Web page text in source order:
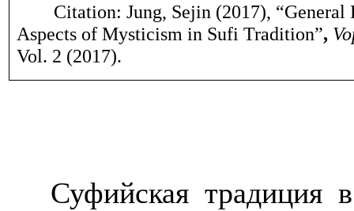
Citation: Jung, Sejin (2017), “General
Aspects of Mysticism in Sufi Tradition”,
Vol. 2 (2017).
Суфийская традиция